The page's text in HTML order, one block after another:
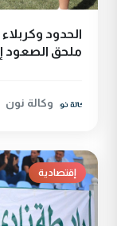
الحدود
ملحق الصعود
وكالة نون
إقتصادية